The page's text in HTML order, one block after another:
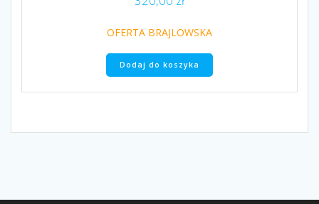
OFERTA BRAJLOWSKA
Dodaj do koszyka